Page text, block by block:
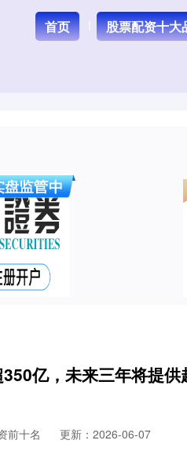
首页 股票配资十大
亿，未来三年将提供
前十名
更新：2026-06-07